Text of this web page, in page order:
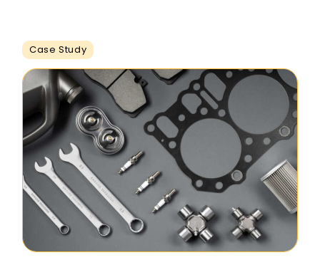
Case Study